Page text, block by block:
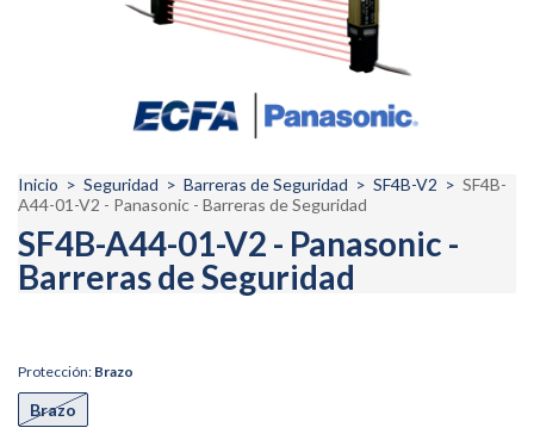
Inicio > Seguridad > Barreras de Seguridad > SF4B-V2 > SF4B-
A44-01-V2 - Panasonic - Barreras de Seguridad
SF4B-A44-01-V2 - Panasonic -
Barreras de Seguridad
Protección: Brazo
Brazo